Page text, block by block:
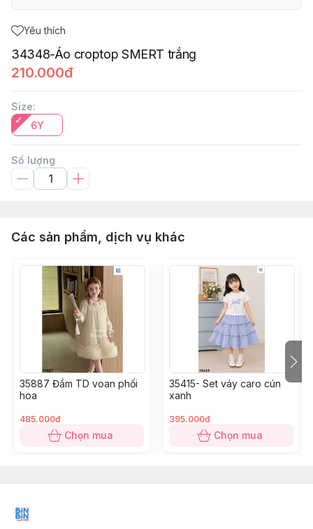
Yêu thích
34348-Áo croptop SMERT trắng
210.000đ
Size:
6Y
Số lượng
Các sản phẩm, dịch vụ khác
35887 Đầm TD voan phối
hoa
485.000đ
Chọn mua
35415- Set váy caro cún
xanh
395.000đ
Chọn mua